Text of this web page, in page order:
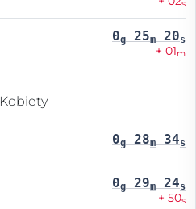
s
0g 25m 20s
+ 01m
Kobiety
0g 28m 34s
0g 29m 24s
+ 50s